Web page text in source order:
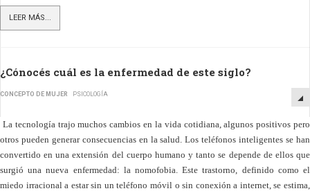
LEER MÁS...
¿Cónocés cuál es la enfermedad de este siglo?
CONCEPTO DE MUJER PSICOLOGÍA
La tecnología trajo muchos cambios en la vida cotidiana, algunos positivos pero
otros pueden generar consecuencias en la salud. Los teléfonos inteligentes se han
convertido en una extensión del cuerpo humano y tanto se depende de ellos que
surgió una nueva enfermedad: la nomofobia.Este trastorno, definido como el
miedo irracional a estar sin un teléfono móvil o sin conexión a internet, se estima,